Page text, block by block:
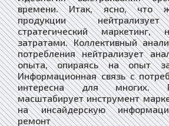
времени. Итак, ясно, что
продукции
стратегический
затратами. Коллективный
потребления нейтрализует
опыта, опираясь на опыт
Информационная связь с
интересна для многих.
масштабирует инструмент
на инсайдерскую
ремонт